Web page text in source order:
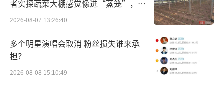
者实探蔬菜大棚感觉像进“蒸笼”，有
村民称只能凌晨两点起来干活
2026-08-07 13:26:40
多个明星演唱会取消 粉丝损失谁来承
担？
2026-08-08 15:10:49